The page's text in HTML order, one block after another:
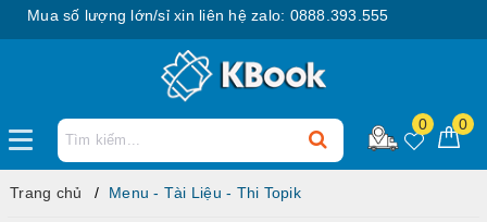
Mua số lượng lớn/sỉ xin liên hệ zalo: 0888.393.555
0 0
Trang chủ Menu - Tài Liệu - Thi Topik